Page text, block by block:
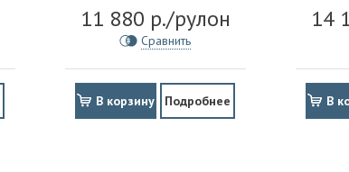
11 880 р./рулон
Сравнить
В корзину Подробнее
14
В